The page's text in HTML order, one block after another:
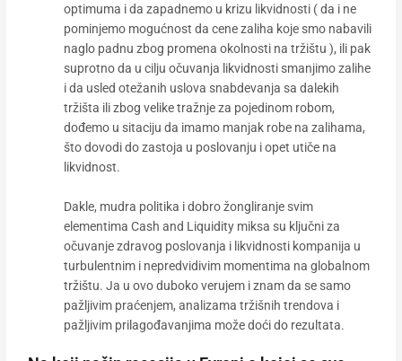
optimuma i da zapadnemo u krizu likvidnosti ( da i ne
pominjemo mogućnost da cene zaliha koje smo nabavili
naglo padnu zbog promena okolnosti na tržištu ), ili pak
suprotno da u cilju očuvanja likvidnosti smanjimo zalihe
i da usled otežanih uslova snabdevanja sa dalekih
tržišta ili zbog velike tražnje za pojedinom robom,
dođemo u sitaciju da imamo manjak robe na zalihama,
što dovodi do zastoja u poslovanju i opet utiče na
likvidnost.
Dakle, mudra politika i dobro žongliranje svim
elementima Cash and Liquidity miksa su ključni za
očuvanje zdravog poslovanja i likvidnosti kompanija u
turbulentnim i nepredvidivim momentima na globalnom
tržištu. Ja u ovo duboko verujem i znam da se samo
pažljivim praćenjem, analizama tržišnih trendova i
pažljivim prilagođavanjima može doći do rezultata.